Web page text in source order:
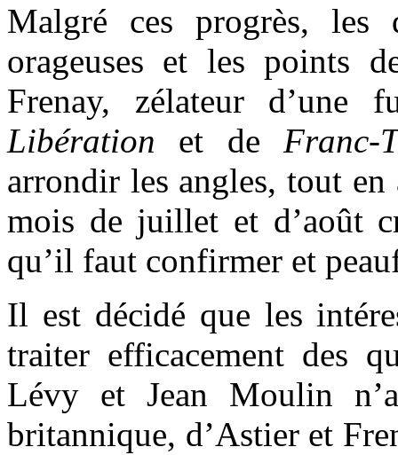
Malgré ces progrès, les
orageuses et les points
Frenay, zélateur d’une
Libération et deFranc-
arrondir les angles, tout
mois de juillet et d’août
qu’il faut confirmer et
Il est décidé que les
traiter efficacement des
Lévy et Jean Moulin
britannique, d’Astier et